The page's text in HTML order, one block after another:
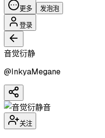
更多 发泡泡
登录
音觉衍静
@InkyaMegane
音
关注